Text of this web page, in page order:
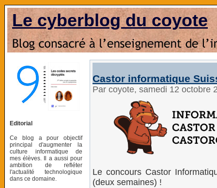
Le cyberblog du coyote
Editorial
Ce blog a pour objectif
principal d'augmenter la
culture informatique de
mes élèves. Il a aussi pour
ambition de refléter
l'actualité technologique
dans ce domaine.
Castor informatique
Par coyote, samedi 12 octobre
Le concours Castor
(deux semaines) !